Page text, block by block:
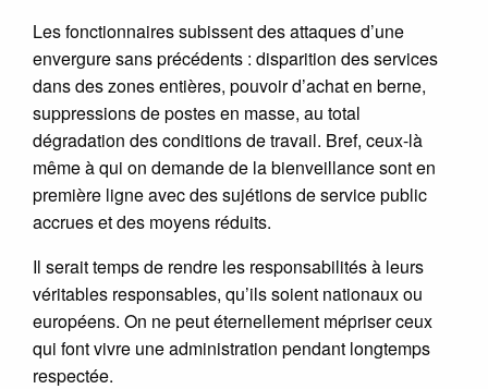
Les fonctionnaires subissent des attaques d’une
envergure sans précédents : disparition des services
dans des zones entières, pouvoir d’achat en berne,
suppressions de postes en masse, au total
dégradation des conditions de travail. Bref, ceux-là
même à qui on demande de la bienveillance sont en
première ligne avec des sujétions de service public
accrues et des moyens réduits.
Il serait temps de rendre les responsabilités à leurs
véritables responsables, qu’ils soient nationaux ou
européens. On ne peut éternellement mépriser ceux
qui font vivre une administration pendant longtemps
respectée.